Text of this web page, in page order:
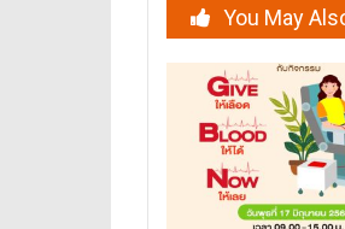
You May